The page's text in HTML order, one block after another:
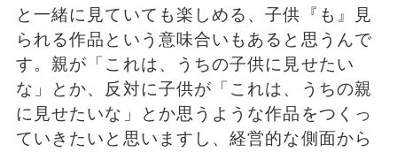
と一緒に見ていても楽しめる、子供『も』見
られる作品という意味合いもあると思うんで
す。親が「これは、うちの子供に見せたい
な」とか、反対に子供が「これは、うちの親
に見せたいな」とか思うような作品をつくっ
ていきたいと思いますし、経営的な側面から